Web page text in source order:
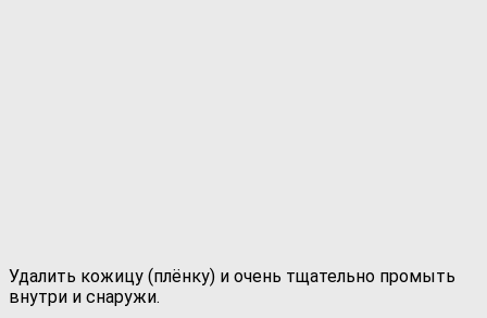
Удалить кожицу (плёнку) и очень тщательно промыть
внутри и снаружи.